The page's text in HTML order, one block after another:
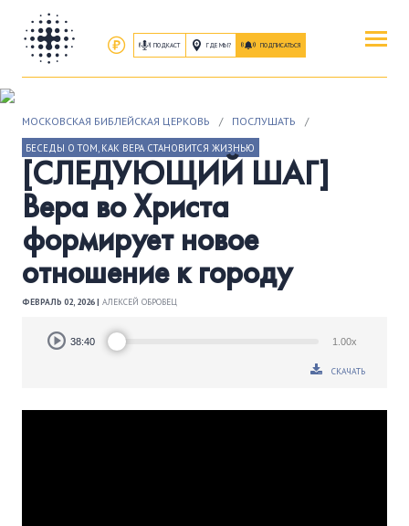
ПОДКАСТ ГДЕ МЫ? ПОДПИСАТЬСЯ
ОБ ИИСУСЕ ХРИСТЕ
ПОСЕТИТЬ
КАК ПРОЕХАТЬ|О ЦЕРКВИ
ПРИСОЕДИНИТЬСЯ
ЗАНЯТИЯ ГРУППЫ| СЛУЖЕНИЯ
МОСКОВСКАЯ БИБЛЕЙСКАЯ ЦЕРКОВЬ / ПОСЛУШАТЬ /
БЕСЕДЫ О ТОМ, КАК ВЕРА СТАНОВИТСЯ ЖИЗНЬЮ
[СЛЕДУЮЩИЙ ШАГ]
Вера во Христа
формирует новое
отношение к городу
ФЕВРАЛЬ 02, 2026 | АЛЕКСЕЙ ОБРОВЕЦ
Audio
Player38:40 1.00x
СКАЧАТЬ